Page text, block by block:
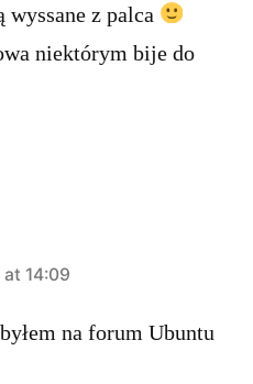
z palca
niektórym bije do
14:09
na forum Ubuntu